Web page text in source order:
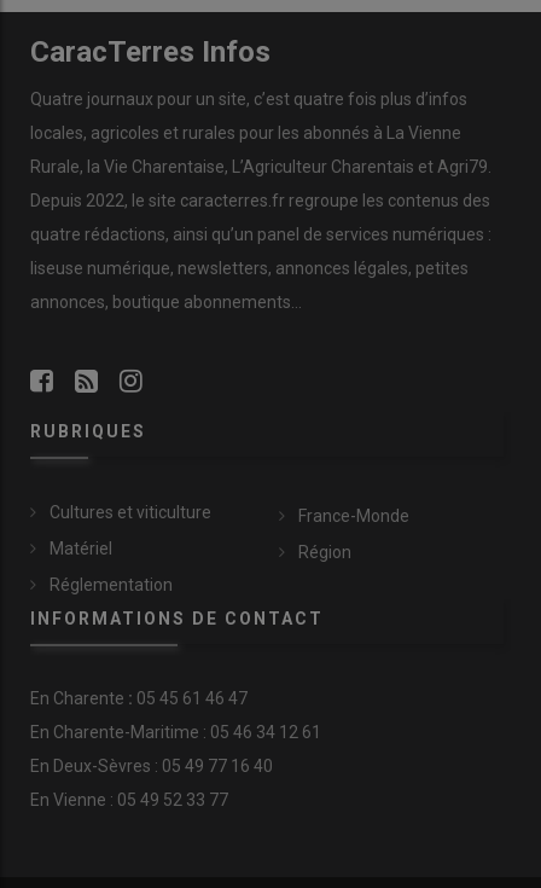
CaracTerres Infos
Quatre journaux pour un site, c’est quatre fois plus d’infos
locales, agricoles et rurales pour les abonnés à La Vienne
Rurale, la Vie Charentaise, L’Agriculteur Charentais et Agri79.
Depuis 2022, le site caracterres.fr regroupe les contenus des
quatre rédactions, ainsi qu’un panel de services numériques :
liseuse numérique, newsletters, annonces légales, petites
annonces, boutique abonnements…
RUBRIQUES
Cultures et viticulture
Matériel
Réglementation
France-Monde
Région
INFORMATIONS DE CONTACT
En Charente : 05 45 61 46 47
En Charente-Maritime : 05 46 34 12 61
En Deux-Sèvres : 05 49 77 16 40
En Vienne : 05 49 52 33 77